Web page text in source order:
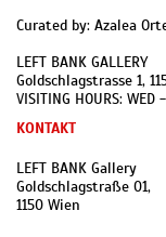
Curated by: Azalea
LEFT BANK GALLERY
Goldschlagstrasse 1,
VISITING HOURS:
KONTAKT
LEFT BANK Gallery
Goldschlagstraße 01,
1150 Wien